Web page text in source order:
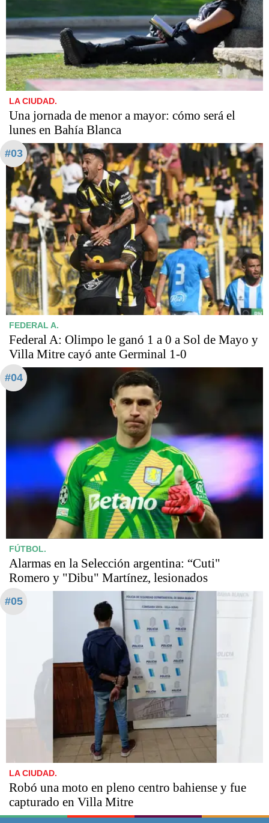
LA CIUDAD.
Una jornada de menor a mayor: cómo será el
lunes en Bahía Blanca
#03
FEDERAL A.
Federal A: Olimpo le ganó 1 a 0 a Sol de Mayo y
Villa Mitre cayó ante Germinal 1-0
#04
FÚTBOL.
Alarmas en la Selección argentina: “Cuti"
Romero y "Dibu" Martínez, lesionados
#05
LA CIUDAD.
Robó una moto en pleno centro bahiense y fue
capturado en Villa Mitre